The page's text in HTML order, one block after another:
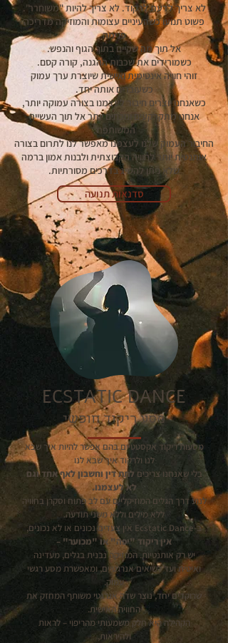
לא צריך לדעת לרקוד. לא צריך להיות "משוחרר".
פשוט תנועו כשהעיניים עצומות והמוזיקה מדריכה
פנימה
אל תוך מה שקיים בתוך הגוף והנפש.
כשמורידים את שכבות ההגנה, קורה קסם.
זוהי חוויה אינטימית ואישית שיוצרת ערך עמוק
כשעוברים אותה יחד.
כשאנחנו יוצרים חיבור לעצמנו בצורה עמוקה יותר,
אנחנו מתקרקעים ונוכחים יותר אל תוך העשייה
המשותפת.
החיבור העמוק שלנו לעצמנו מאפשר לנו לתרום בצורה
אותנטית יותר לחוויה הקבוצתית ולבנות אמון ברמה
שלא ניתן להשיג בדרכים מסורתיות.
סדנאות תנועה
ECSTATIC DANCE
מסע ריקוד חופשי
מסעות ריקוד אקסטטיים בהם אפשר להיות איך שבא
לנו ולרקוד איך שבא לנו
בלי שאנחנו צריכים לתת דין וחשבון לאף אחד וגם
לא לעצמנו.
לנוע דרך הגלים המוזיקליים עם לב פתוח וסקרן בחוויה
ללא מילים וללא משני תודעה.
ב-Ecstatic Dance אין צעדים נכונים או לא נכונים,
אין ריקוד "יפה" או "מכוער" –
יש רק אותנטיות. המוזיקה נבנית בגלים, מעדינה
ואיטית ועד לשיאים אנרגטיים, ומאפשרת מסע רגשי
עמוק.
שרוקדים יחד, נוצר שדה אנרגטי משותף המחזק את
החוויה האישית.
הקהילה היא חלק משמעותי מהריפוי – לראות
ולהיראות,